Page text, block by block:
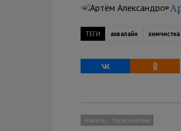
ТЕГИ аквалайн химчистка
Новости Происшествия